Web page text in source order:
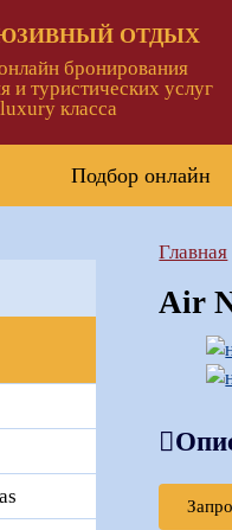
ОТДЫХ
бронирования
и туристических услуг
luxury класса
Подбор онлайн
Главная
Air